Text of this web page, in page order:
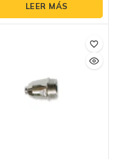
LEER MÁS